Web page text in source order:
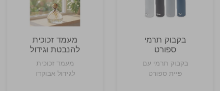
בקבוק תרמי
ספורט
מנירוסטה 600
מ"ל
בקבוק תרמי עם
פיית ספורט
מעמד זכוכית
להנבטת וגידול
אבוקדו
מעמד זכוכית
לגידול אבוקדו